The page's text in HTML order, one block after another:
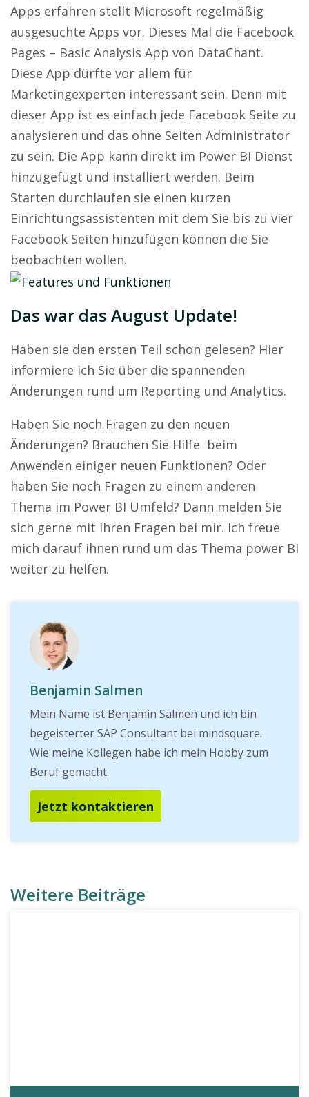
Apps erfahren stellt Microsoft regelmäßig
ausgesuchte Apps vor. Dieses Mal die Facebook
Pages – Basic Analysis App von DataChant.
Diese App dürfte vor allem für
Marketingexperten interessant sein. Denn mit
dieser App ist es einfach jede Facebook Seite zu
analysieren und das ohne Seiten Administrator
zu sein. Die App kann direkt im Power BI Dienst
hinzugefügt und installiert werden. Beim
Starten durchlaufen sie einen kurzen
Einrichtungsassistenten mit dem Sie bis zu vier
Facebook Seiten hinzufügen können die Sie
beobachten wollen.
Das war das August Update!
Haben sie den ersten Teil schon gelesen? Hier
informiere ich Sie über die spannenden
Änderungen rund um Reporting und Analytics.
Haben Sie noch Fragen zu den neuen
Änderungen? Brauchen Sie Hilfe beim
Anwenden einiger neuen Funktionen? Oder
haben Sie noch Fragen zu einem anderen
Thema im Power BI Umfeld? Dann melden Sie
sich gerne mit ihren Fragen bei mir. Ich freue
mich darauf ihnen rund um das Thema power BI
weiter zu helfen.
Benjamin Salmen
Mein Name ist Benjamin Salmen und ich bin
begeisterter SAP Consultant bei mindsquare.
Wie meine Kollegen habe ich mein Hobby zum
Beruf gemacht.
Jetzt kontaktieren
Weitere Beiträge